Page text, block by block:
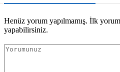
Henüz yorum yapılmamış. İlk
yapabilirsiniz.